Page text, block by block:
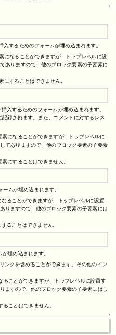
↑
するためのフォームが埋め込まれます。
になることができますが、トップレベルに設
ありますので、他のブロック要素の子要素に
することはできません。
入するためのフォームが埋め込まれます。
録されます。また、コメントに対するレス
になることができますが、トップレベルに
てありますので、他のブロック要素の子要素
にすることはできません。
ムが埋め込まれます。
ることができますが、トップレベルに設置
りますので、他のブロック要素の子要素には
ることはできません。
埋め込まれます。
ンクを含めることができます。その他のイン
ことができますが、トップレベルに設置す
ますので、他のブロック要素の子要素にはし
ことはできません。
↑